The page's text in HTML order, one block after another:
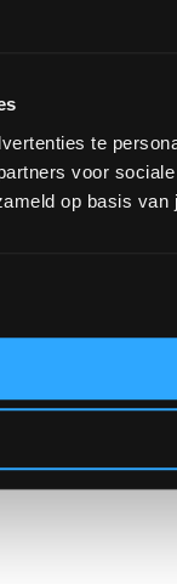
te
voor
op basis van